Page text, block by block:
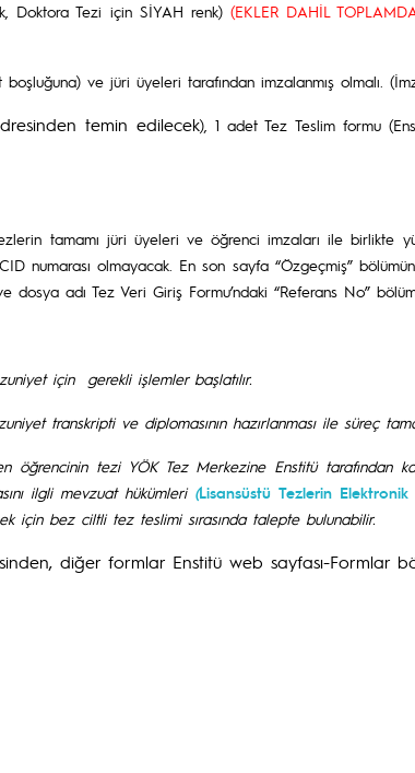
Doktora Tezi için SİYAH renk) (EKLER DAHİL
boşluğuna) ve jüri üyeleri tarafından imzalanmış olmalı.
temin edilecek), 1 adet Tez Teslim formu
tamamı jüri üyeleri ve öğrenci imzaları ile birlikte
numarası olmayacak. En son sayfa “Özgeçmiş”
adı Tez Veri Giriş Formu’ndaki “Referans No”
için gerekli işlemler başlatılır.
transkripti ve diplomasının hazırlanması ile süreç
öğrencinin tezi YÖK Tez Merkezine Enstitü tarafından
ilgli mevzuat hükümleri (Lisansüstü Tezlerin
için bez ciltli tez teslimi sırasında talepte bulunabilir.
diğer formlar Enstitü web sayfası-Formlar